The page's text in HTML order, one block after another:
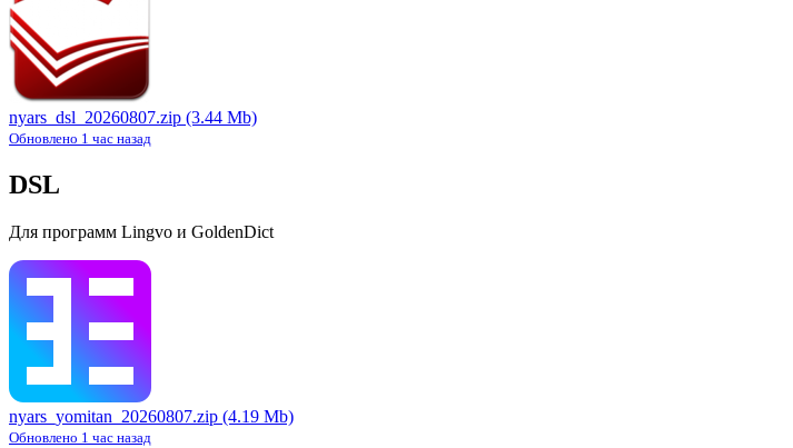
nyars_dsl_20260807.zip (3.44 Mb)
Обновлено 1 час назад
DSL
Для программ Lingvo и GoldenDict
nyars_yomitan_20260807.zip (4.19 Mb)
Обновлено 1 час назад